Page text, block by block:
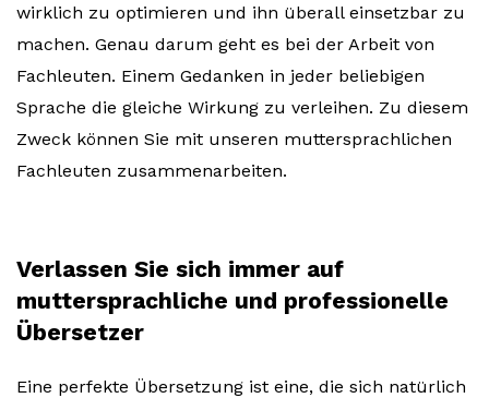
wirklich zu optimieren und ihn überall einsetzbar zu
machen. Genau darum geht es bei der Arbeit von
Fachleuten. Einem Gedanken in jeder beliebigen
Sprache die gleiche Wirkung zu verleihen. Zu diesem
Zweck können Sie mit unseren muttersprachlichen
Fachleuten zusammenarbeiten.
Verlassen Sie sich immer auf
muttersprachliche und professionelle
Übersetzer
Eine perfekte Übersetzung ist eine, die sich natürlich